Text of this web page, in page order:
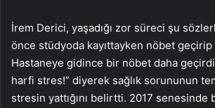
İrem Derici, yaşadığı zor süreci şu
önce stüdyoda kayıttayken nöbet geçirip
Hastaneye gidince bir nöbet daha
harfi stres!” diyerek sağlık sorununun
stresin yattığını belirtti. 2017 senesinde